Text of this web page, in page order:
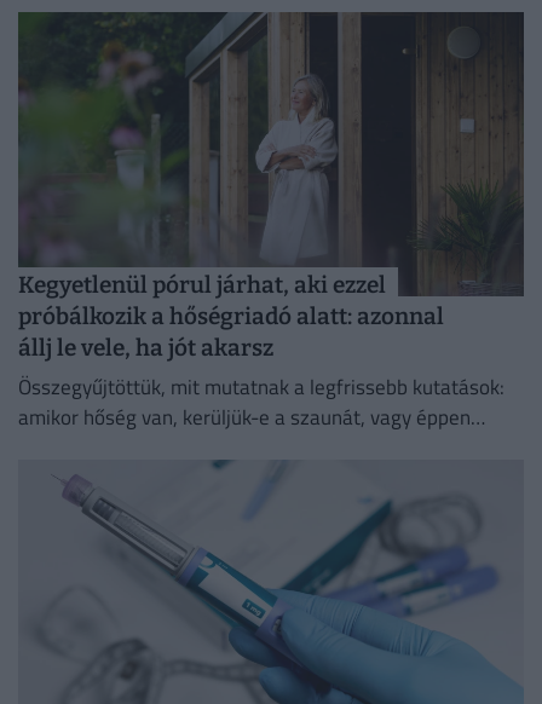
módszerek.
Kegyetlenül pórul járhat, aki ezzel
próbálkozik a hőségriadó alatt: azonnal
állj le vele, ha jót akarsz
Összegyűjtöttük, mit mutatnak a legfrissebb kutatások:
amikor hőség van, kerüljük-e a szaunát, vagy éppen